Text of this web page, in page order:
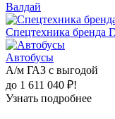
Валдай
Спецтехника бренда
Автобусы
А/м ГАЗ с выгодой
до 1 611 040 ₽!
Узнать подробнее